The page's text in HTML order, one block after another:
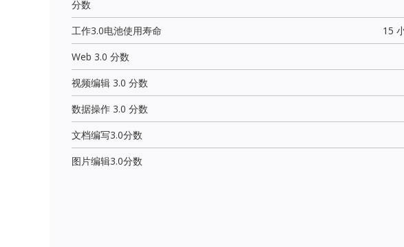
分数
工作3.0电池使用寿命
15
Web 3.0 分数
视频编辑 3.0 分数
数据操作 3.0 分数
文档编写3.0分数
图片编辑3.0分数